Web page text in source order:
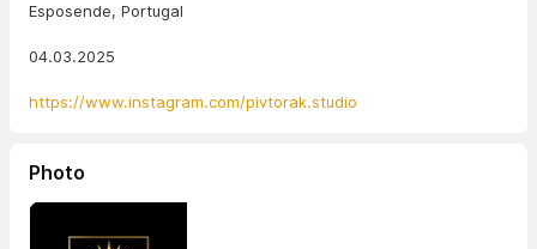
Esposende, Portugal
04.03.2025
https://www.instagram.com/pivtorak.studio
Photo